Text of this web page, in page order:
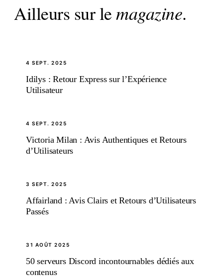
Ailleurs sur lemagazine.
4 SEPT. 2025
Idilys : Retour Express sur l’Expérience
Utilisateur
4 SEPT. 2025
Victoria Milan : Avis Authentiques et Retours
d’Utilisateurs
3 SEPT. 2025
Affairland : Avis Clairs et Retours d’Utilisateurs
Passés
31 AOÛT 2025
50 serveurs Discord incontournables dédiés aux
contenus